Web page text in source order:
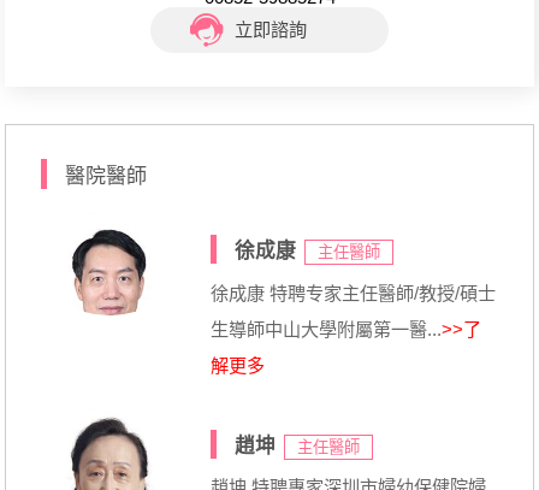
立即諮詢
醫院醫師
徐成康 主任醫師
徐成康 特聘专家主任醫師/教授/碩士
生導師中山大學附屬第一醫...>>了
解更多
趙坤 主任醫師